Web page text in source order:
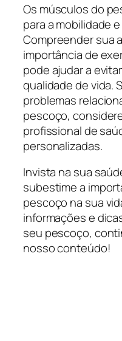
Os músculos do
para a mobilidade
Compreender sua
importância de
pode ajudar a
qualidade de vida.
problemas
pescoço,
profissional de
personalizadas.
Invista na sua
subestime a
pescoço na sua
informações e
seu pescoço,
nosso conteúdo!